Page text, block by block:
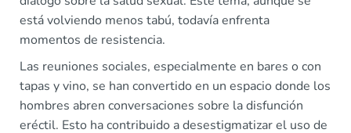
está volviendo menos tabú, todavía enfrenta
momentos de resistencia.
Las reuniones sociales, especialmente en bares o con
tapas y vino, se han convertido en un espacio donde los
hombres abren conversaciones sobre la disfunción
eréctil. Esto ha contribuido a desestigmatizar el uso de